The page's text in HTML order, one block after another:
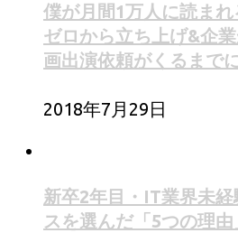
僕が月間1万人に読ま
ゼロから立ち上げ&企
画出演依頼がくるまで
2018年7月29日
新卒2年目・IT業界未
スを選んだ「5つの理由